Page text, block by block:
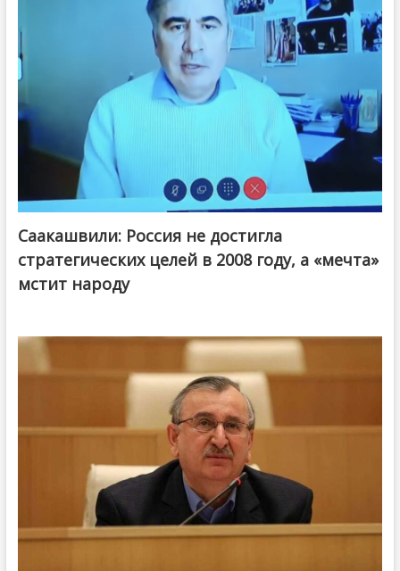
Саакашвили: Россия не достигла
стратегических целей в 2008 году, а «мечта»
мстит народу